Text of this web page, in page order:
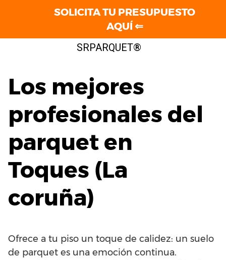
SRPARQUET®
Los mejores
profesionales del
parquet en
Toques (La
coruña)
Ofrece a tu piso un toque de calidez: un suelo
de parquet es una emoción continua.
SOLICITA TU PRESUPUESTO
AQUÍ ⇐